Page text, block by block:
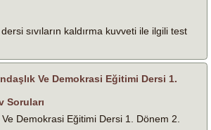
sıvıların kaldırma kuvveti ile ilgili test
Ve Demokrasi Eğitimi Dersi 1.
Soruları
Ve Demokrasi Eğitimi Dersi 1. Dönem 2.